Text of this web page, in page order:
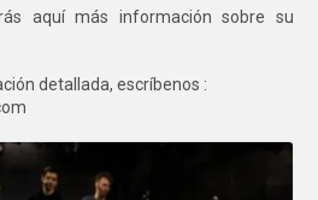
aquí más información sobre su
detallada, escríbenos :